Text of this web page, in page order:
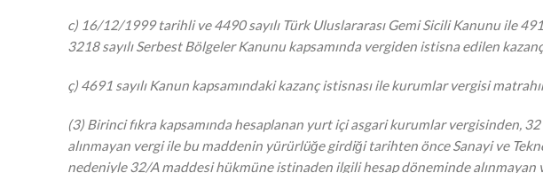
c) 16/12/1999 tarihli ve 4490 sayılı Türk Uluslararası Gemi Sicili Kanunu ile
3218 sayılı Serbest Bölgeler Kanunu kapsamında vergiden istisna edilen
ç) 4691 sayılı Kanun kapsamındaki kazanç istisnası ile kurumlar vergisi
(3) Birinci fıkra kapsamında hesaplanan yurt içi asgari kurumlar vergisinden,
alınmayan vergi ile bu maddenin yürürlüğe girdiği tarihten önce Sanayi ve
nedeniyle 32/A maddesi hükmüne istinaden ilgili hesap döneminde